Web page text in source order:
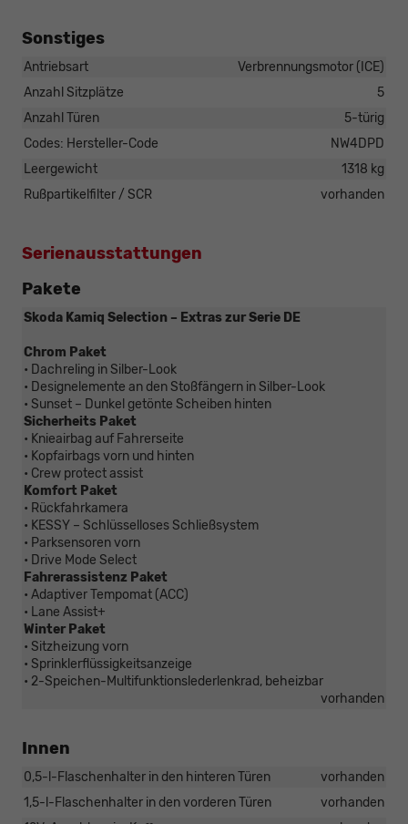
Sonstiges
Antriebsart
Verbrennungsmotor (ICE)
Anzahl Sitzplätze
5
Anzahl Türen
5-türig
Codes: Hersteller-Code
NW4DPD
Leergewicht
1318 kg
Rußpartikelfilter / SCR
vorhanden
Serienausstattungen
Pakete
Skoda Kamiq Selection – Extras zur Serie DE
Chrom Paket
• Dachreling in Silber-Look
• Designelemente an den Stoßfängern in Silber-Look
• Sunset – Dunkel getönte Scheiben hinten
Sicherheits Paket
• Knieairbag auf Fahrerseite
• Kopfairbags vorn und hinten
• Crew protect assist
Komfort Paket
• Rückfahrkamera
• KESSY – Schlüsselloses Schließsystem
• Parksensoren vorn
• Drive Mode Select
Fahrerassistenz Paket
• Adaptiver Tempomat (ACC)
• Lane Assist+
Winter Paket
• Sitzheizung vorn
• Sprinklerflüssigkeitsanzeige
• 2-Speichen-Multifunktionslederlenkrad, beheizbar
vorhanden
Innen
0,5-l-Flaschenhalter in den hinteren Türen
vorhanden
1,5-l-Flaschenhalter in den vorderen Türen
vorhanden